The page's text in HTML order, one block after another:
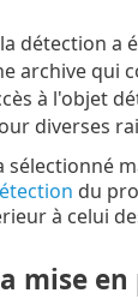
détection a
archive qui
à l'objet
diverses
sélectionné
du
à celui
mise en